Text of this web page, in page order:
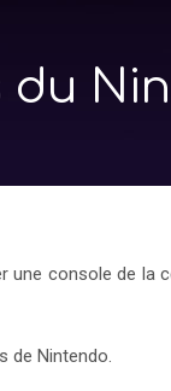
du
une console de la
de Nintendo.